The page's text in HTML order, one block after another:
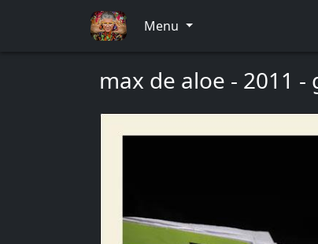
Menu
max de aloe - 2011 -